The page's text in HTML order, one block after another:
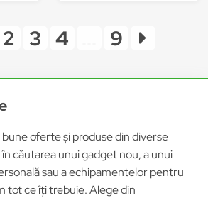
2 3 4 9
oferte și produse din diverse
căutarea unui gadget nou, a unui
sau a echipamentelor pentru
tot ce îți trebuie. Alege din